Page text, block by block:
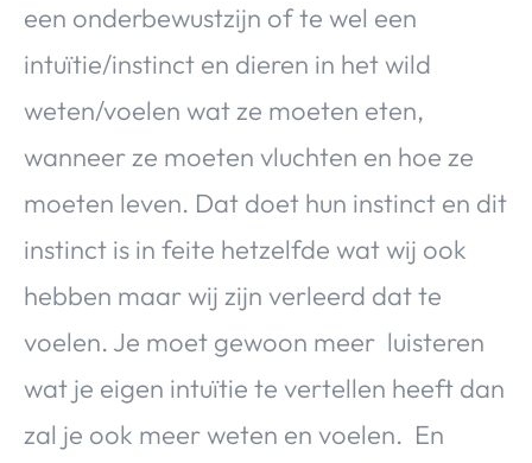
een onderbewustzijn of te wel een
intuïtie/instinct en dieren in het wild
weten/voelen wat ze moeten eten,
wanneer ze moeten vluchten en hoe ze
moeten leven. Dat doet hun instinct en dit
instinct is in feite hetzelfde wat wij ook
hebben maar wij zijn verleerd dat te
voelen. Je moet gewoon meer luisteren
wat je eigen intuïtie te vertellen heeft dan
zal je ook meer weten en voelen. En